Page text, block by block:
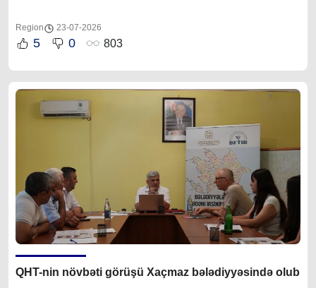
Region 23-07-2026
5 0 803
QHT-nin növbəti görüşü Xaçmaz bələdiyyəsində olub